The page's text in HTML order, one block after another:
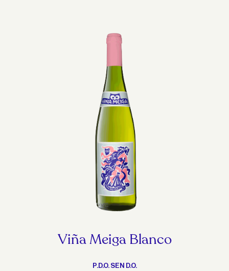
Viña Meiga Blanco
P.D.O. SEN D.O.